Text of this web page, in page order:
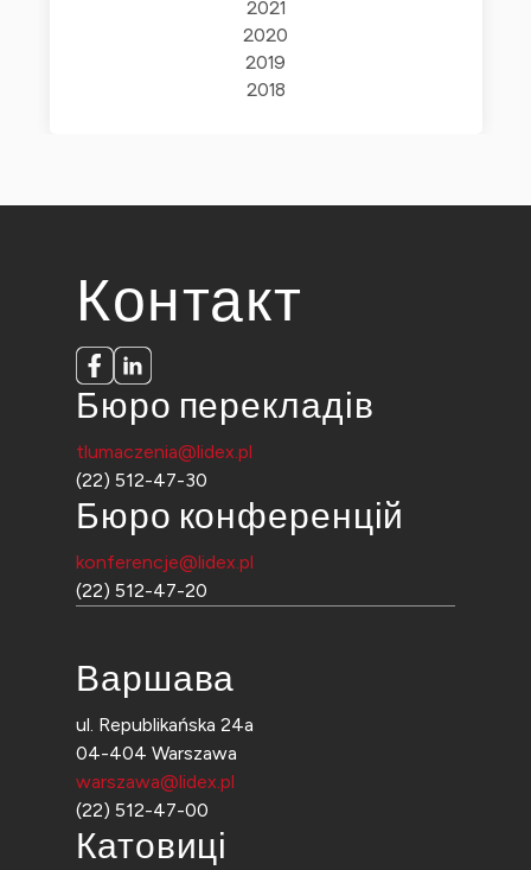
2021
2020
2019
2018
Контакт
Бюро перекладів
tlumaczenia@lidex.pl
(22) 512-47-30
Бюро конференцій
konferencje@lidex.pl
(22) 512-47-20
Варшава
ul. Republikańska 24a
04-404 Warszawa
warszawa@lidex.pl
(22) 512-47-00
Катовиці